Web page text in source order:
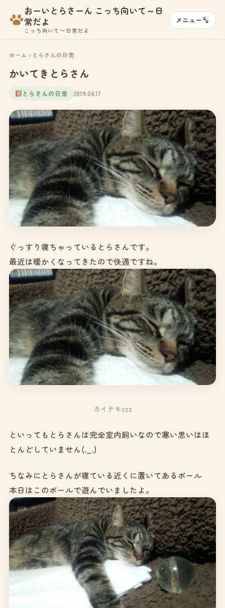
おーいとらさーん こっち向いて～日
常だよ
こっち向いて〜日常だよ
メニュー
ホーム › とらさんの日常
かいてきとらさん
とらさんの日常 2019.04.17
ぐっすり寝ちゃっているとらさんです。
最近は暖かくなってきたので快適ですね。
カイテキzzz
といってもとらさんは完全室内飼いなので寒い思いはほ
とんどしていません(._.)
ちなみにとらさんが寝ている近くに置いてあるボール
本日はこのボールで遊んでいましたよ。